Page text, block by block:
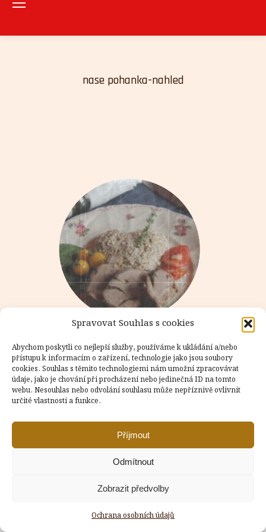
Spravovat Souhlas s cookies
Abychom poskytli co nejlepší služby, používáme k ukládání a/nebo
přístupu k informacím o zařízení, technologie jako jsou soubory
cookies. Souhlas s těmito technologiemi nám umožní zpracovávat
údaje, jako je chování při procházení nebo jedinečná ID na tomto
webu. Nesouhlas nebo odvolání souhlasu může nepříznivě ovlivnit
určité vlastnosti a funkce.
Příjmout
Odmítnout
Zobrazit předvolby
Ochrana osobních údajů
nase pohanka-nahled
Copyright © Weiron Dynamics, s.r.o. |Tvorba webových stránek